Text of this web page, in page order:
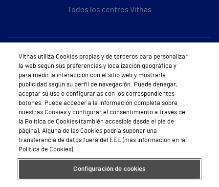
Todos los centros Vithas
Sobre Vithas
Quiénes somos
Trabajar en Vithas
Teléfono Cita Médica
Teléfono Atención al Cliente
Política de seguridad y salud en el trabajo
Conoce a Supervita
Vithas utiliza Cookies propias y de terceros para personalizar
la web según sus preferencias y localización geográfica y
para medir la interacción con el sitio web y mostrarle
publicidad según su perfil de navegación. Puede denegar,
aceptar su uso o configurarlas con los correspondientes
botones. Puede acceder a la información completa sobre
nuestras Cookies y configurar el consentimiento a través de
la Política de Cookies (también accesible desde el pie de
página). Alguna de las Cookies podría suponer una
transferencia de datos fuera del EEE (más información en la
Política de Cookies).
Configuración de cookies